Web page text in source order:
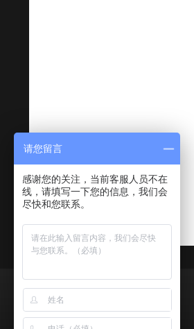
请您留言
感谢您的关注，当前客服人员不在
线，请填写一下您的信息，我们会
尽快和您联系。